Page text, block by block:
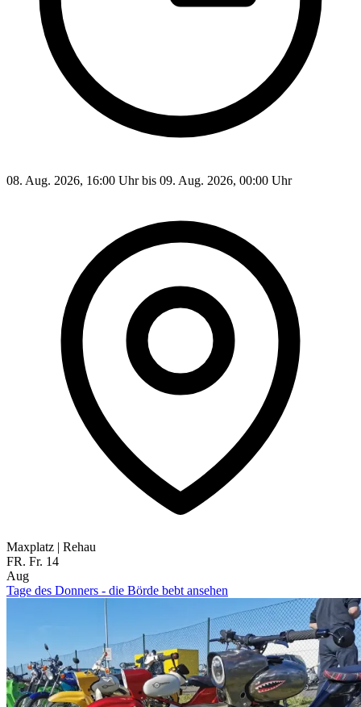
08. Aug. 2026, 16:00 Uhr bis 09. Aug. 2026, 00:00 Uhr
Maxplatz | Rehau
FR. Fr. 14
Aug
Tage des Donners - die Börde bebt ansehen